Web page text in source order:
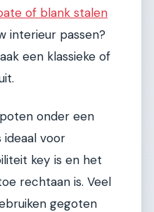
of blank stalen
interieur passen?
een klassieke of
onder een
ideaal voor
key is en het
rechtaan is. Veel
gegoten